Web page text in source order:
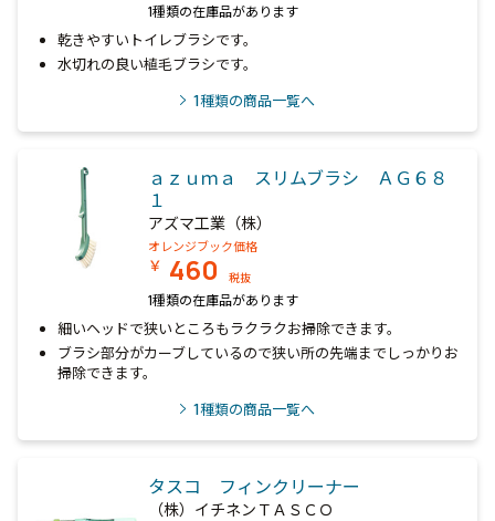
1種類の在庫品があります
乾きやすいトイレブラシです。
水切れの良い植毛ブラシです。
1種類の商品一覧へ
ａｚｕｍａ スリムブラシ ＡＧ６８
１
アズマ工業（株）
オレンジブック価格
￥ 460 税抜
1種類の在庫品があります
細いヘッドで狭いところもラクラクお掃除できます。
ブラシ部分がカーブしているので狭い所の先端までしっかりお
掃除できます。
1種類の商品一覧へ
タスコ フィンクリーナー
（株）イチネンＴＡＳＣＯ